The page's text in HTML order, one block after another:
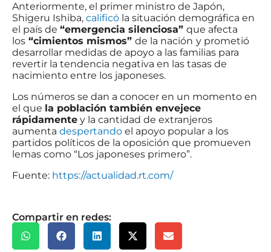
Anteriormente, el primer ministro de Japón,
Shigeru Ishiba, calificó la situación demográfica en
el país de “emergencia silenciosa” que afecta
los “cimientos mismos” de la nación y prometió
desarrollar medidas de apoyo a las familias para
revertir la tendencia negativa en las tasas de
nacimiento entre los japoneses.
Los números se dan a conocer en un momento en
el que la población también envejece
rápidamente y la cantidad de extranjeros
aumenta despertando el apoyo popular a los
partidos políticos de la oposición que promueven
lemas como “Los japoneses primero”.
Fuente: https://actualidad.rt.com/
Compartir en redes: